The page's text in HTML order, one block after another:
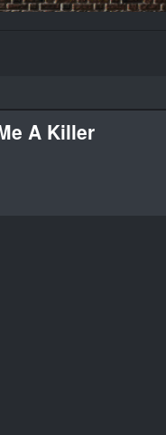
A Killer